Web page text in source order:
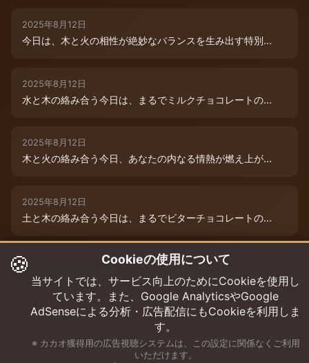
2025年8月12日
今日は、木と火の相性が絶妙なバランスを生み出す特別...
2025年8月12日
水と木の絡み合う今日は、まるでミルクチョコレートの...
2025年8月12日
木と火の絡み合う今日、あなたの内なる情熱が燃え上が...
2025年8月12日
土と木の絡み合う今日は、まるでビターチョコレートの...
2025年8月12日
今日は、水と木の微妙な絡み合いが運命を彩ります。チ...
🍪 Cookieの使用について
当サイトでは、サービス向上のためにCookieを使用し
ています。また、Google AnalyticsやGoogle
AdSenseによる分析・広告配信にもCookieを利用しま
す。
※ カカオ獲得用の広告視聴システムは、この設定に関係なくご利用
いただけます。